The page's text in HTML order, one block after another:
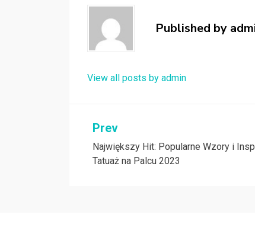
Published by
View all posts by admin
Nawigacja
wpisu
Prev
Największy Hit: Popularne Wzory i
Tatuaż na Palcu 2023